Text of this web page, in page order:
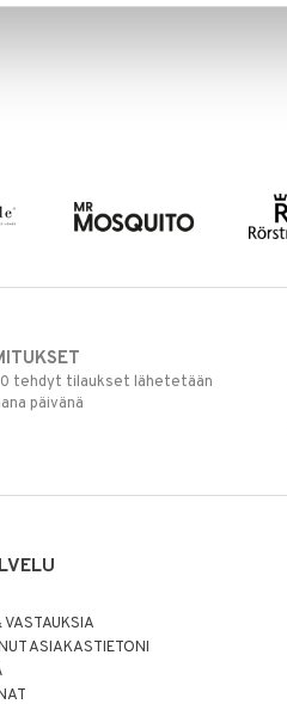
tehdyt tilaukset lähetetään
päivänä
ASIAKASTIETONI